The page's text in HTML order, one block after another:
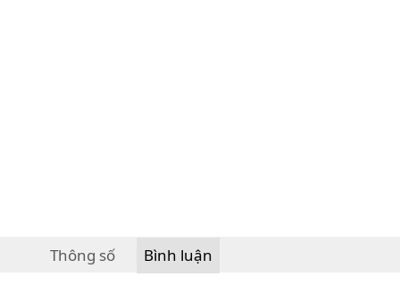
Thông số Bình luận